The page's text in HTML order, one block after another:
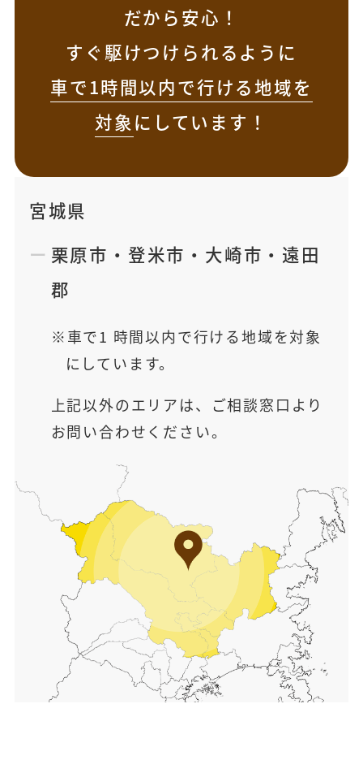
だから安心！
すぐ駆けつけられるように
車で1時間以内で行ける地域を
対象にしています！
宮城県
栗原市 ・ 登米市 ・ 大崎市 ・ 遠田
郡
車で1 時間以内で行ける地域を対象
にしています。
上記以外のエリアは、ご相談窓口より
お問い合わせください。